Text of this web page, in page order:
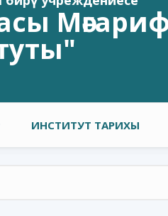
ИНСТИТУТ ТАРИХЫ